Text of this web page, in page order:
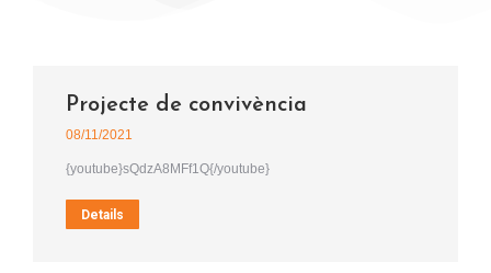
Projecte de convivència
08/11/2021
{youtube}sQdzA8MFf1Q{/youtube}
Details